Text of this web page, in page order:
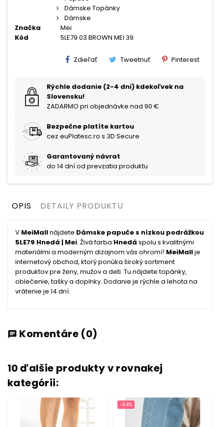
Dámske Topánky
Dámske
Značka
Mei
Kód
5LE79 03 BROWN MEI 39
Zdieľať Tweetnuť Pinterest
Rýchle dodanie (2-4 dni) kdekoľvek na
Slovensku!
ZADARMO pri objednávke nad 90 €
Bezpečne platíte kartou
cez euPlatesc.ro s 3D Secure
Garantovaný návrat
do 14 dní od prevzatia produktu
OPIS DETAILY PRODUKTU
V MeiMallnájdete Dámske papuče s nízkou podrážkou
5LE79 Hnedá | Mei. Živá farba Hnedá spolu s kvalitnými
materiálmi a moderným dizajnom vás ohromí! MeiMallje
internetový obchod, ktorý ponúka široký sortiment
produktov pre ženy, mužov a deti. Tu nájdete topánky,
oblečenie, tašky a doplnky. Dodanie je rýchle a lehota na
vrátenie je 14 dní.
chat Komentáre (0)
10 ďalšie produkty v rovnakej
kategórii:
-54%